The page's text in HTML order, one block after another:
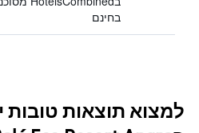
בחינם
למצוא תוצאות טובות